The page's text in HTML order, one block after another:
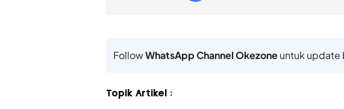
FollowWhatsApp Channel Okezoneuntuk update
Topik Artikel :